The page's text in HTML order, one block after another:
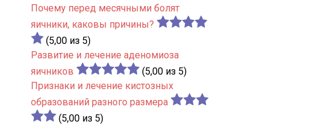
Почему перед месячными болят
яичники, каковы причины?
(5,00 из 5)
Развитие и лечение аденомиоза
яичников
(5,00 из 5)
Признаки и лечение кистозных
образований разного размера
(5,00 из 5)